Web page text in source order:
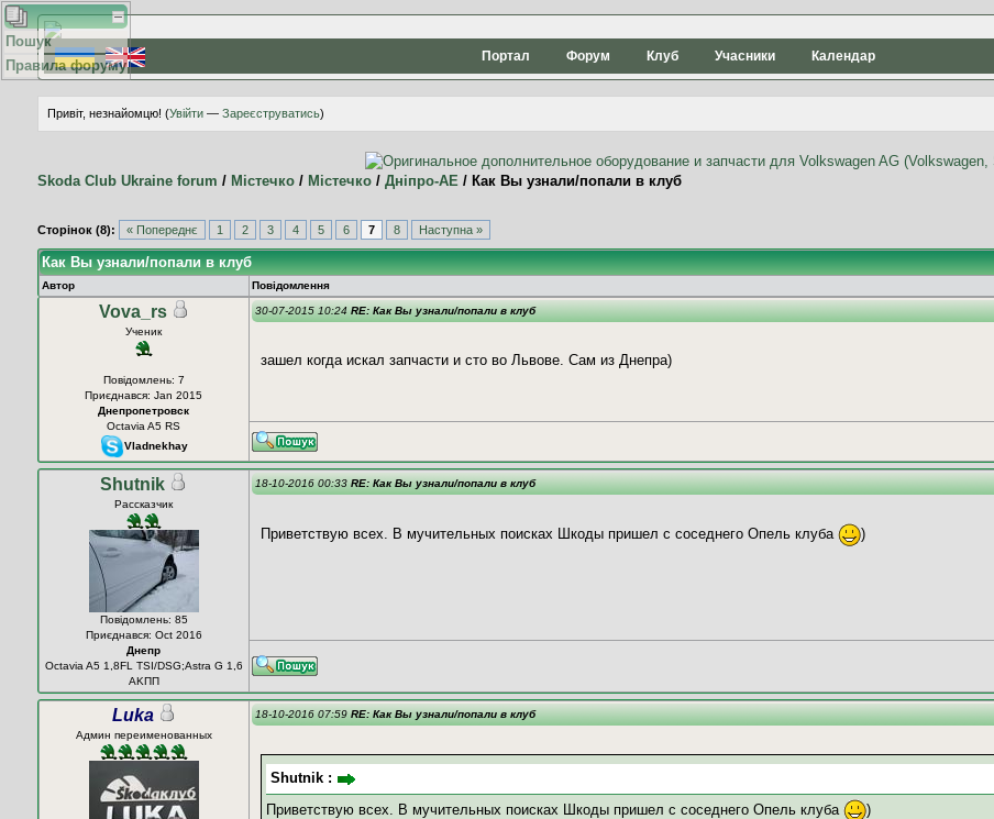
Портал Форум Клуб Учасники Календар
Привіт, незнайомцю! (Увійти— Зареєструватись)
Skoda Club Ukraine forum / Містечко/ Містечко/ Дніпро-АЕ / Как Вы узнали/попали в клуб
Пошук
Правила форуму
Сторінок (8): « Попереднє 1 2 3 4 5 6 7 8 Наступна »
Как Вы узнали/попали в клуб
Автор Повідомлення
Vova_rs
Ученик
Повідомлень: 7
Приєднався: Jan 2015
Днепропетровск
Octavia A5 RS
Vladnekhay
30-07-2015 10:24 RE: Как Вы узнали/попали в клуб
зашел когда искал запчасти и сто во Львове. Сам из Днепра)
Shutnik
Рассказчик
Повідомлень: 85
Приєднався: Oct 2016
Днепр
Octavia A5 1,8FL TSI/DSG;Astra G 1,6
AKПП
18-10-2016 00:33 RE: Как Вы узнали/попали в клуб
Приветствую всех. В мучительных поисках Шкоды пришел с соседнего Опель клуба )
Luka
Админ переименованных
18-10-2016 07:59 RE: Как Вы узнали/попали в клуб
Shutnik :
Приветствую всех. В мучительных поисках Шкоды пришел с соседнего Опель клуба
)